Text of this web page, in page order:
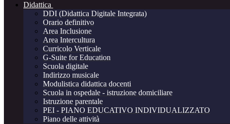
Didattica
DDI (Didattica Digitale Integrata)
Orario definitivo
Area Inclusione
Area Intercultura
Curricolo Verticale
G-Suite for Education
Scuola digitale
Indirizzo musicale
Modulistica didattica docenti
Scuola in ospedale - istruzione domiciliare
Istruzione parentale
PEI - PIANO EDUCATIVO INDIVIDUALIZZATO
Piano delle attività